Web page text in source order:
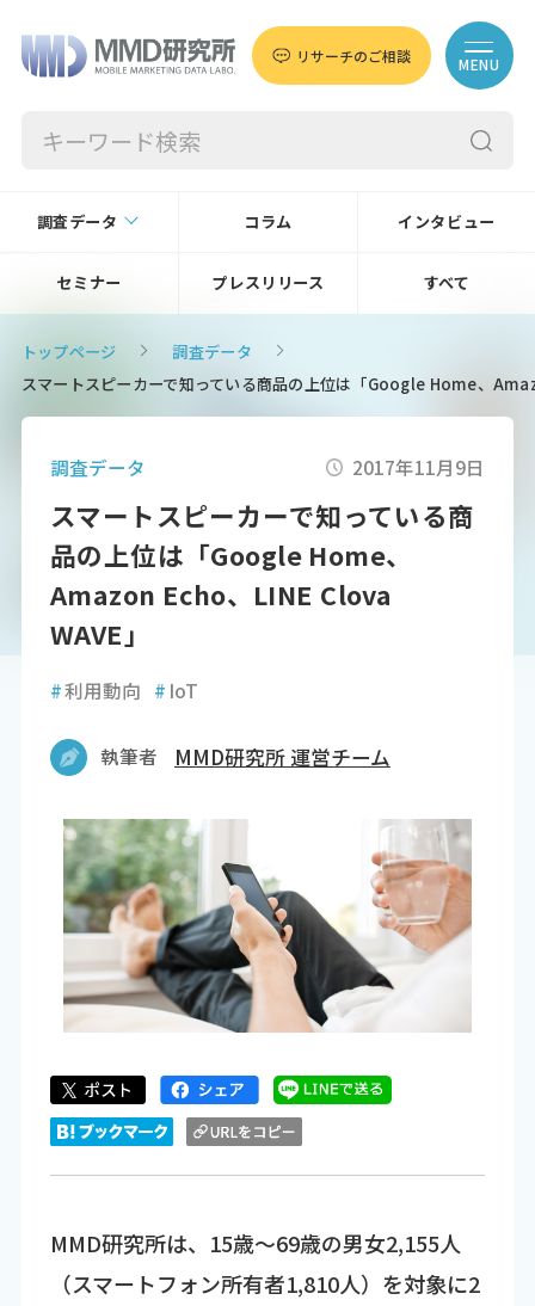
リサーチのご相談 MENU
調査データ コラム インタビュー
セミナー プレスリリース すべて
トップページ
調査データ
スマートスピーカーで知っている商品の上位は「Google Home、
調査データ 2017年11月9日
スマートスピーカーで知っている商
品の上位は「Google Home、
Amazon Echo、LINE Clova
WAVE」
#利用動向 # IoT
執筆者 MMD研究所 運営チーム
MMD研究所は、15歳～69歳の男女2,155人
（スマートフォン所有者1,810人）を対象に2